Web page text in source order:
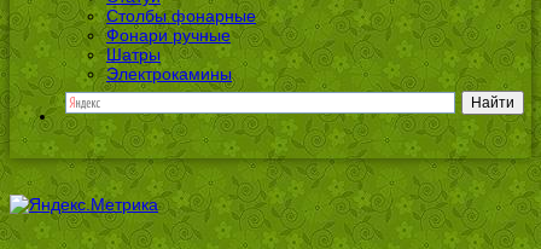
Столбы фонарные
Фонари ручные
Шатры
Электрокамины